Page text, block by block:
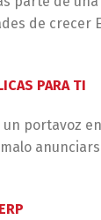
de crecer
PARA TI
un portavoz